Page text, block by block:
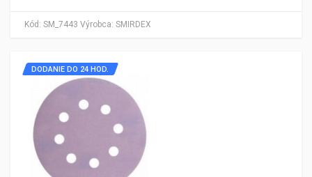
Kód: SM_7443 Výrobca: SMIRDEX
DODANIE DO 24 HOD.